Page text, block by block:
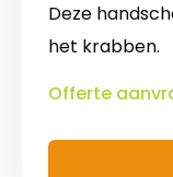
Deze
het krabben.
Offerte